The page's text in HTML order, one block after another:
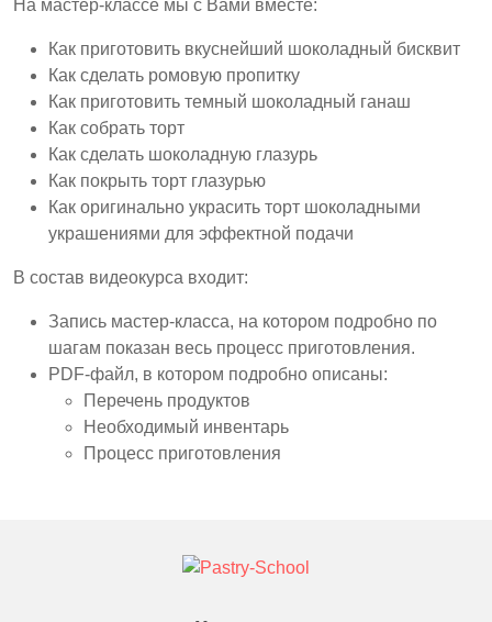
На мастер-классе мы с Вами вместе:
Как приготовить вкуснейший шоколадный бисквит
Как сделать ромовую пропитку
Как приготовить темный шоколадный ганаш
Как собрать торт
Как сделать шоколадную глазурь
Как покрыть торт глазурью
Как оригинально украсить торт шоколадными
украшениями для эффектной подачи
В состав видеокурса входит:
Запись мастер-класса, на котором подробно по
шагам показан весь процесс приготовления.
PDF-файл, в котором подробно описаны:
Перечень продуктов
Необходимый инвентарь
Процесс приготовления